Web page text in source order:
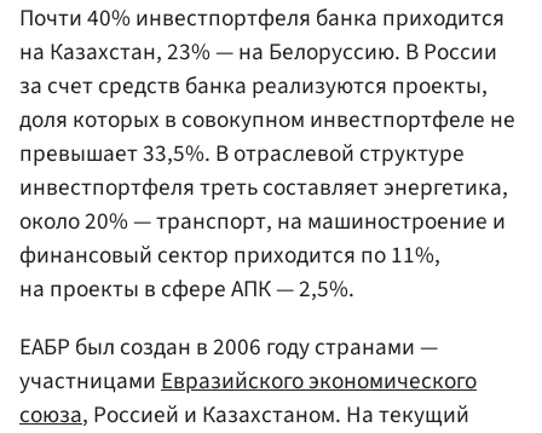
Почти 40% инвестпортфеля банка приходится
на Казахстан, 23% — на Белоруссию. В России
за счет средств банка реализуются проекты,
доля которых в совокупном инвестпортфеле не
превышает 33,5%. В отраслевой структуре
инвестпортфеля треть составляет энергетика,
около 20% — транспорт, на машиностроение и
финансовый сектор приходится по 11%,
на проекты в сфере АПК — 2,5%.
ЕАБР был создан в 2006 году странами —
участницами Евразийского экономического
союза, Россией и Казахстаном. На текущий